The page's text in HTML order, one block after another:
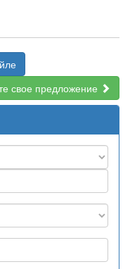
свое предложение